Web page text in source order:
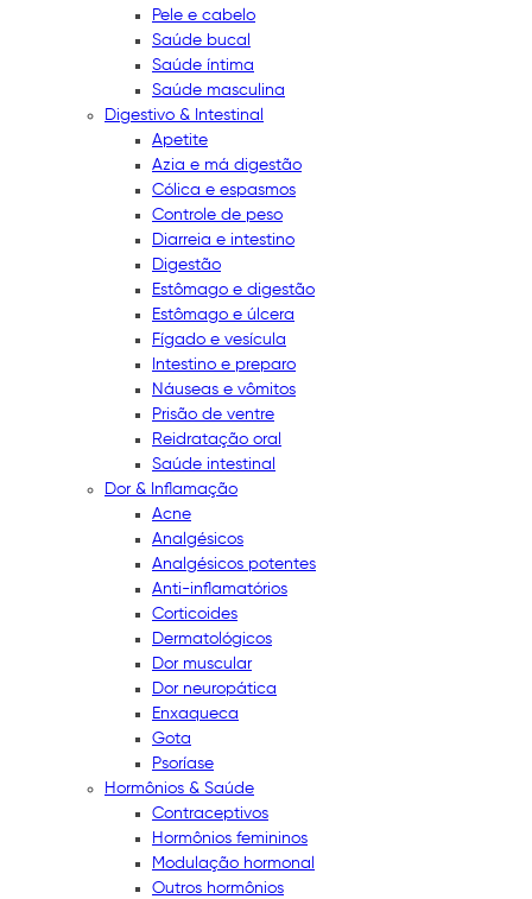
Pele e cabelo
Saúde bucal
Saúde íntima
Saúde masculina
Digestivo & Intestinal
Apetite
Azia e má digestão
Cólica e espasmos
Controle de peso
Diarreia e intestino
Digestão
Estômago e digestão
Estômago e úlcera
Fígado e vesícula
Intestino e preparo
Náuseas e vômitos
Prisão de ventre
Reidratação oral
Saúde intestinal
Dor & Inflamação
Acne
Analgésicos
Analgésicos potentes
Anti-inflamatórios
Corticoides
Dermatológicos
Dor muscular
Dor neuropática
Enxaqueca
Gota
Psoríase
Hormônios & Saúde
Contraceptivos
Hormônios femininos
Modulação hormonal
Outros hormônios